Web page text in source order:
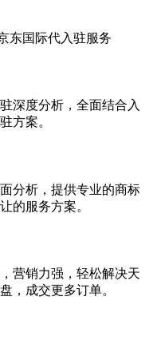
东国际代入驻服务
深度分析，全面结合入
方案。
分析，提供专业的商标
的服务方案。
营销力强，轻松解决天
，成交更多订单。